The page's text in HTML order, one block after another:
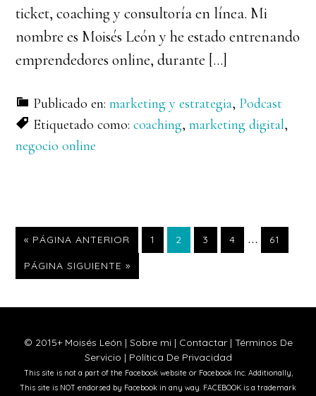
ticket, coaching y consultoría en línea. Mi
nombre es Moisés León y he estado entrenando
emprendedores online, durante […]
Publicado en:marketing y estrategia, Podcast
Etiquetado como:coaching,marketing digital,
negocio online
« IR
LA
PÁGINA ANTERIOR PÁGINA
1 PÁGINA
2 PÁGINA
3 PÁGINA
4
Páginas
… PÁGINA
61
IR
A
PÁGINA SIGUIENTE »
© 2015+ Moisés León | Sobre mi | Contactar| Términos De
Servicio | Política De Privacidad
This site is not a part of the Facebook website or Facebook Inc. Additionally,
This site is NOT endorsed by Facebook in any way. FACEBOOK is a trademark